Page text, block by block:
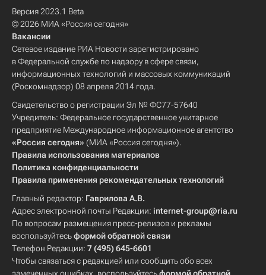
Версия 2023.1 Beta
© 2026 МИА «Россия сегодня»
Вакансии
Сетевое издание РИА Новости зарегистрировано
в Федеральной службе по надзору в сфере связи,
информационных технологий и массовых коммуникаций
(Роскомнадзор) 08 апреля 2014 года.
Свидетельство о регистрации Эл № ФС77-57640
Учредитель: Федеральное государственное унитарное
предприятие Международное информационное агентство
«Россия сегодня» (МИА «Россия сегодня»).
Правила использования материалов
Политика конфиденциальности
Правила применения рекомендательных технологий
Главный редактор: Гаврилова А.В.
Адрес электронной почты Редакции: internet-group@ria.ru
По вопросам размещения пресс-релизов и рекламы
воспользуйтесьформой обратной связи
Телефон Редакции: 7 (495) 645-6601
Чтобы связаться с редакцией или сообщить обо всех